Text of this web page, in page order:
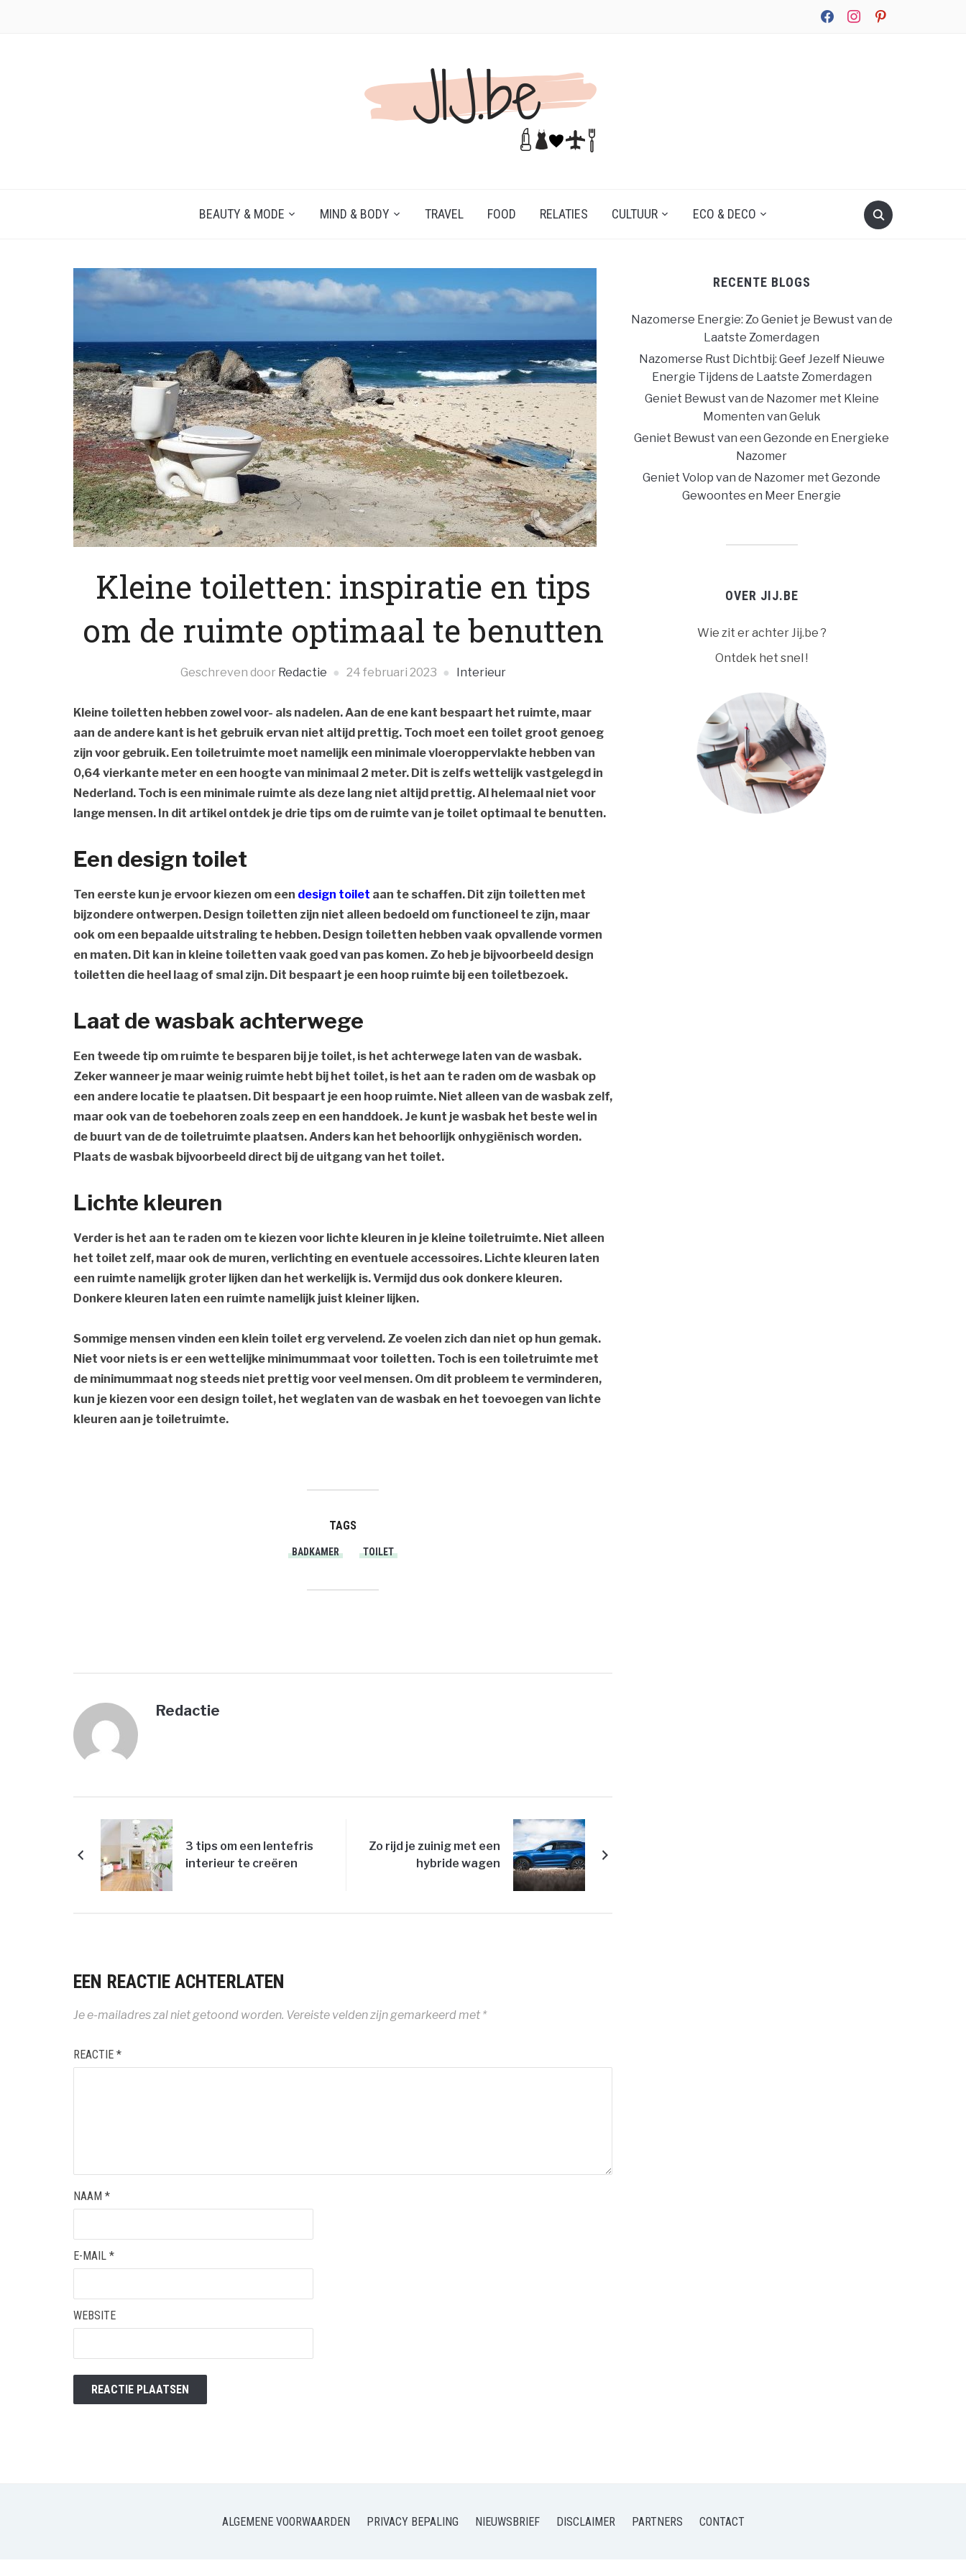
facebookinstagrampinterest
BEAUTY & MODE MIND & BODY TRAVEL FOOD RELATIES CULTUUR ECO & DECO
Kleine toiletten: inspiratie en tips
om de ruimte optimaal te benutten
Geschreven door Redactie 24 februari 2023 Interieur
Kleine toiletten hebben zowel voor- als nadelen. Aan de ene kant bespaart het ruimte, maar
aan de andere kant is het gebruik ervan niet altijd prettig. Toch moet een toilet groot genoeg
zijn voor gebruik. Een toiletruimte moet namelijk een minimale vloeroppervlakte hebben van
0,64 vierkante meter en een hoogte van minimaal 2 meter. Dit is zelfs wettelijk vastgelegd in
Nederland. Toch is een minimale ruimte als deze lang niet altijd prettig. Al helemaal niet voor
lange mensen. In dit artikel ontdek je drie tips om de ruimte van je toilet optimaal te benutten.
Een design toilet
Ten eerste kun je ervoor kiezen om een design toilet aan te schaffen. Dit zijn toiletten met
bijzondere ontwerpen. Design toiletten zijn niet alleen bedoeld om functioneel te zijn, maar
ook om een bepaalde uitstraling te hebben. Design toiletten hebben vaak opvallende vormen
en maten. Dit kan in kleine toiletten vaak goed van pas komen. Zo heb je bijvoorbeeld design
toiletten die heel laag of smal zijn. Dit bespaart je een hoop ruimte bij een toiletbezoek.
Laat de wasbak achterwege
Een tweede tip om ruimte te besparen bij je toilet, is het achterwege laten van de wasbak.
Zeker wanneer je maar weinig ruimte hebt bij het toilet, is het aan te raden om de wasbak op
een andere locatie te plaatsen. Dit bespaart je een hoop ruimte. Niet alleen van de wasbak zelf,
maar ook van de toebehoren zoals zeep en een handdoek. Je kunt je wasbak het beste wel in
de buurt van de de toiletruimte plaatsen. Anders kan het behoorlijk onhygiënisch worden.
Plaats de wasbak bijvoorbeeld direct bij de uitgang van het toilet.
Lichte kleuren
Verder is het aan te raden om te kiezen voor lichte kleuren in je kleine toiletruimte. Niet alleen
het toilet zelf, maar ook de muren, verlichting en eventuele accessoires. Lichte kleuren laten
een ruimte namelijk groter lijken dan het werkelijk is. Vermijd dus ook donkere kleuren.
Donkere kleuren laten een ruimte namelijk juist kleiner lijken.
Sommige mensen vinden een klein toilet erg vervelend. Ze voelen zich dan niet op hun gemak.
Niet voor niets is er een wettelijke minimummaat voor toiletten. Toch is een toiletruimte met
de minimummaat nog steeds niet prettig voor veel mensen. Om dit probleem te verminderen,
kun je kiezen voor een design toilet, het weglaten van de wasbak en het toevoegen van lichte
kleuren aan je toiletruimte.
TAGS
BADKAMER TOILET
Redactie
3 tips om een lentefris
interieur te creëren
Zo rijd je zuinig met een
hybride wagen
EEN REACTIE ACHTERLATEN
Je e-mailadres zal niet getoond worden. Vereiste velden zijn gemarkeerd met *
REACTIE *
NAAM *
E-MAIL *
WEBSITE
RECENTE BLOGS
Nazomerse Energie: Zo Geniet je Bewust van de
Laatste Zomerdagen
Nazomerse Rust Dichtbij: Geef Jezelf Nieuwe
Energie Tijdens de Laatste Zomerdagen
Geniet Bewust van de Nazomer met Kleine
Momenten van Geluk
Geniet Bewust van een Gezonde en Energieke
Nazomer
Geniet Volop van de Nazomer met Gezonde
Gewoontes en Meer Energie
OVER JIJ.BE
Wie zit er achter Jij.be ?
Ontdek het snel !
ALGEMENE VOORWAARDEN PRIVACY BEPALING NIEUWSBRIEF DISCLAIMER PARTNERS CONTACT